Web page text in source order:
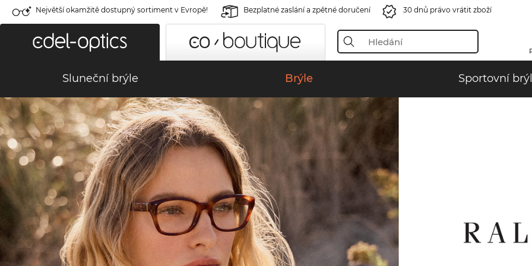
Největší okamžitě dostupný sortiment v Evropě! Bezplatné zaslání a zpětné doručení 30 dnů právo vrátit zboží
Sluneční brýle Brýle Sportovní